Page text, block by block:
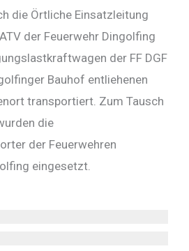
die Örtliche Einsatzleitung
der Feuerwehr Dingolfing
der FF DGF
Bauhof entliehenen
transportiert. Zum Tausch
die
der Feuerwehren
eingesetzt.